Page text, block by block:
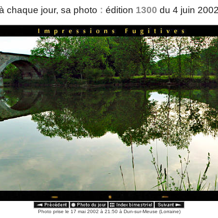
chaque jour, sa photo : édition 1300 du 4 juin
Photo prise le 17 mai 2002 à 21:50 à Dun-sur-Meuse (Lorraine)